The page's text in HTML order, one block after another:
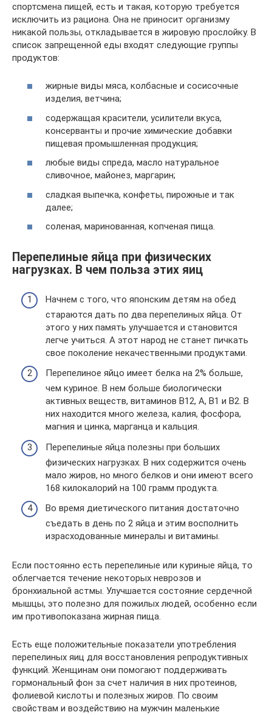
спортсмена пищей, есть и такая, которую требуется
исключить из рациона. Она не приносит организму
никакой пользы, откладывается в жировую прослойку. В
список запрещенной еды входят следующие группы
продуктов:
жирные виды мяса, колбасные и сосисочные
изделия, ветчина;
содержащая красители, усилители вкуса,
консерванты и прочие химические добавки
пищевая промышленная продукция;
любые виды спреда, масло натуральное
сливочное, майонез, маргарин;
сладкая выпечка, конфеты, пирожные и так
далее;
соленая, маринованная, копченая пища.
Перепелиные яйца при физических
нагрузках. В чем польза этих яиц
Начнем с того, что японским детям на обед
стараются дать по два перепелиных яйца. От
этого у них память улучшается и становится
легче учиться. А этот народ не станет пичкать
свое поколение некачественными продуктами.
Перепелиное яйцо имеет белка на 2% больше,
чем куриное. В нем больше биологически
активных веществ, витаминов B12, A, B1 и B2. В
них находится много железа, калия, фосфора,
магния и цинка, марганца и кальция.
Перепелиные яйца полезны при больших
физических нагрузках. В них содержится очень
мало жиров, но много белков и они имеют всего
168 килокалорий на 100 грамм продукта.
Во время диетического питания достаточно
съедать в день по 2 яйца и этим восполнить
израсходованные минералы и витамины.
Если постоянно есть перепелиные или куриные яйца, то
облегчается течение некоторых неврозов и
бронхиальной астмы. Улучшается состояние сердечной
мышцы, это полезно для пожилых людей, особенно если
им противопоказана жирная пища.
Есть еще положительные показатели употребления
перепелиных яиц для восстановления репродуктивных
функций. Женщинам они помогают поддерживать
гормональный фон за счет наличия в них протеинов,
фолиевой кислоты и полезных жиров. По своим
свойствам и воздействию на мужчин маленькие